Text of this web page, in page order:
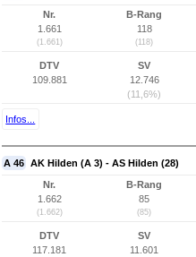
Nr.
1.661
(1.661)
B-Rang
118
(118)
DTV
109.881
SV
12.746
(11,6%)
Infos...
A 46 AK Hilden (A 3) - AS Hilden (28)
Nr.
1.662
(1.662)
B-Rang
85
(85)
DTV
117.181
SV
11.601